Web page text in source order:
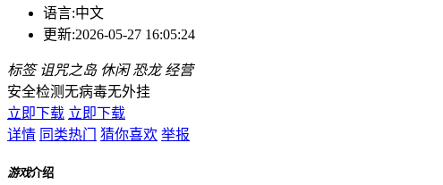
语言:中文
更新:2026-05-27 16:05:24
标签 诅咒之岛 休闲 恐龙 经营
安全检测无病毒无外挂
立即下载 立即下载
详情 同类热门 猜你喜欢 举报
游戏介绍